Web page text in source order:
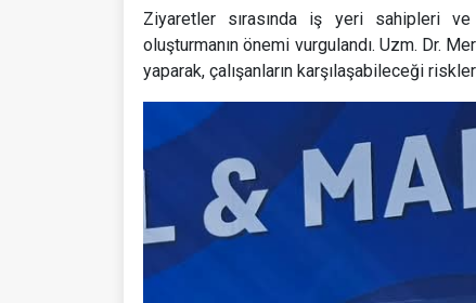
Ziyaretler sırasında iş yeri sahipleri ve
oluşturmanın önemi vurgulandı. Uzm. Dr.
yaparak, çalışanların karşılaşabileceği